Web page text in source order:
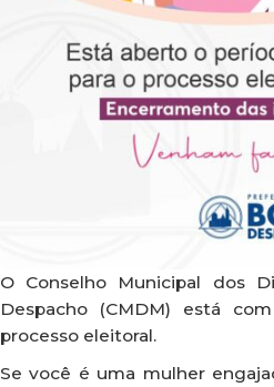
O Conselho Municipal dos
Despacho (CMDM) está
processo eleitoral.
Se você é uma mulher